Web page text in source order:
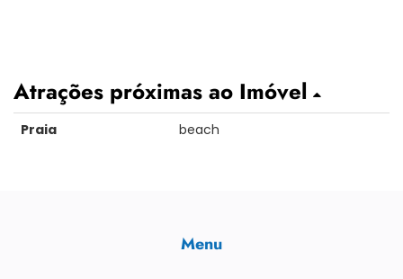
Atrações próximas ao Imóvel
Praia beach
Menu